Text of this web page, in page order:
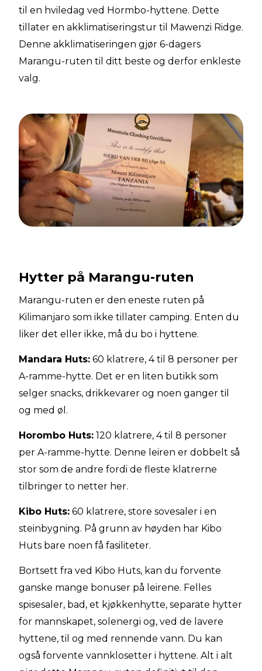
til en hviledag ved Hormbo-hyttene. Dette
tillater en akklimatiseringstur til Mawenzi Ridge.
Denne akklimatiseringen gjør 6-dagers
Marangu-ruten til ditt beste og derfor enkleste
valg.
Hytter på Marangu-ruten
Marangu-ruten er den eneste ruten på
Kilimanjaro som ikke tillater camping. Enten du
liker det eller ikke, må du bo i hyttene.
Mandara Huts: 60 klatrere, 4 til 8 personer per
A-ramme-hytte. Det er en liten butikk som
selger snacks, drikkevarer og noen ganger til
og med øl.
Horombo Huts: 120 klatrere, 4 til 8 personer
per A-ramme-hytte. Denne leiren er dobbelt så
stor som de andre fordi de fleste klatrerne
tilbringer to netter her.
Kibo Huts: 60 klatrere, store sovesaler i en
steinbygning. På grunn av høyden har Kibo
Huts bare noen få fasiliteter.
Bortsett fra ved Kibo Huts, kan du forvente
ganske mange bonuser på leirene. Felles
spisesaler, bad, et kjøkkenhytte, separate hytter
for mannskapet, solenergi og, ved de lavere
hyttene, til og med rennende vann. Du kan
også forvente vannklosetter i hyttene. Alt i alt